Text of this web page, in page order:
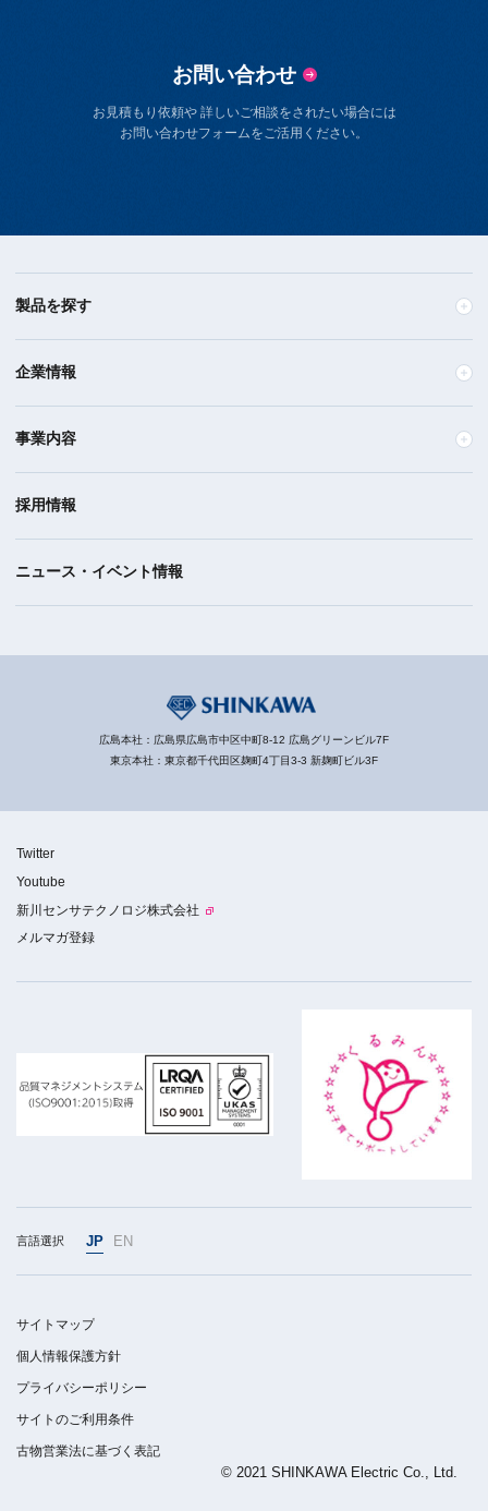
お問い合わせ
お見積もり依頼や 詳しいご相談をされたい場合には
お問い合わせフォームをご活用ください。
製品を探す
企業情報
事業内容
採用情報
ニュース・イベント情報
広島本社：広島県広島市中区中町8-12 広島グリーンビル7F
東京本社：東京都千代田区麹町4丁目3-3 新麹町ビル3F
Twitter
Youtube
新川センサテクノロジ株式会社
メルマガ登録
言語選択 JP EN
サイトマップ
個人情報保護方針
プライバシーポリシー
サイトのご利用条件
古物営業法に基づく表記
© 2021 SHINKAWA Electric Co., Ltd.